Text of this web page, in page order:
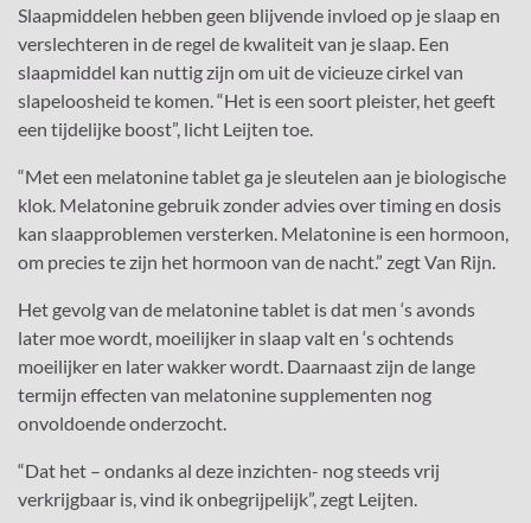
Slaapmiddelen hebben geen blijvende invloed op je slaap en
verslechteren in de regel de kwaliteit van je slaap. Een
slaapmiddel kan nuttig zijn om uit de vicieuze cirkel van
slapeloosheid te komen. “Het is een soort pleister, het geeft
een tijdelijke boost”, licht Leijten toe.
“Met een melatonine tablet ga je sleutelen aan je biologische
klok. Melatonine gebruik zonder advies over timing en dosis
kan slaapproblemen versterken. Melatonine is een hormoon,
om precies te zijn het hormoon van de nacht.” zegt Van Rijn.
Het gevolg van de melatonine tablet is dat men ‘s avonds
later moe wordt, moeilijker in slaap valt en ‘s ochtends
moeilijker en later wakker wordt. Daarnaast zijn de lange
termijn effecten van melatonine supplementen nog
onvoldoende onderzocht.
“Dat het – ondanks al deze inzichten- nog steeds vrij
verkrijgbaar is, vind ik onbegrijpelijk”, zegt Leijten.